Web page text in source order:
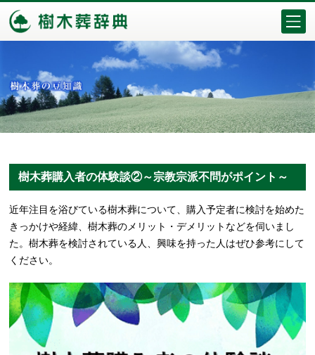
樹木葬購入者の体験談②～宗教宗派不問がポイント～
近年注目を浴びている樹木葬について、購入予定者に検討を始めた
きっかけや経緯、樹木葬のメリット・デメリットなどを伺いまし
た。樹木葬を検討されている人、興味を持った人はぜひ参考にして
ください。